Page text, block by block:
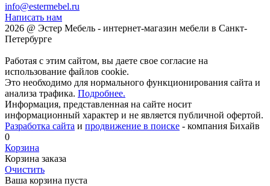
info@estermebel.ru
Написать нам
2026 @ Эстер Мебель - интернет-магазин мебели в Санкт-
Петербурге
Работая с этим сайтом, вы даете свое согласие на
использование файлов cookie.
Это необходимо для нормального функционирования сайта и
анализа трафика. Подробнее.
Информация, представленная на сайте носит
информационный характер и не является публичной офертой.
Разработка сайта и продвижение в поиске - компания Бихайв
0
Корзина
Корзина заказа
Очистить
Ваша корзина пуста